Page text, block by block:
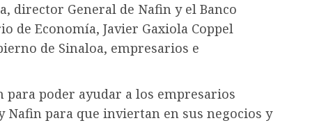
director General de Nafin y el Banco
de Economía, Javier Gaxiola Coppel
de Sinaloa, empresarios e
para poder ayudar a los empresarios
Nafin para que inviertan en sus negocios y